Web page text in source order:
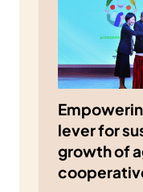
lever for
growth of